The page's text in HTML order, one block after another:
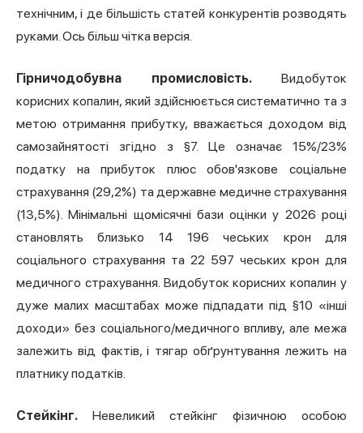
технічним, і де більшість статей конкурентів розводять
руками. Ось більш чітка версія.
Гірничодобувна промисловість.Видобуток
корисних копалин, який здійснюється систематично та з
метою отримання прибутку, вважається доходом від
самозайнятості згідно з §7. Це означає 15%/23%
податку на прибуток плюс обов'язкове соціальне
страхування (29,2%) та державне медичне страхування
(13,5%). Мінімальні щомісячні бази оцінки у 2026 році
становлять близько 14 196 чеських крон для
соціального страхування та 22 597 чеських крон для
медичного страхування. Видобуток корисних копалин у
дуже малих масштабах може підпадати під §10 «інші
доходи» без соціального/медичного впливу, але межа
залежить від фактів, і тягар обґрунтування лежить на
платнику податків.
Стейкінг. Невеликий стейкінг фізичною особою